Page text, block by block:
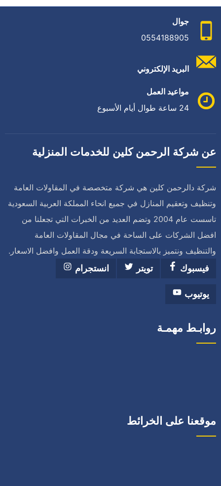
جوال
0554188905
البريد الإلكتروني
مواعيد العمل
24 ساعة طوال أيام الأسبوع
عن شركة الرحمن كلين للخدمات المنزلية
شركة دالرحمن كلين هي شركة متخصصة في المقاولات العامة
وتنظيف وتعقيم المنازل في جميع انحاء المملكة العربية السعودية
تاسست عام 2004 وتضم العديد من الخبرات التي تجعلنا من
افضل الشركات على الساحة في مجال المقاولات العامة
والتنظيف ونتميز بالاستجابة السريعة ودقة العمل وافضل الاسعار.
فيسبوك
تويتر انستجرام
يوتيوب
روابـط مهمـة
موقعنا على الخرائط